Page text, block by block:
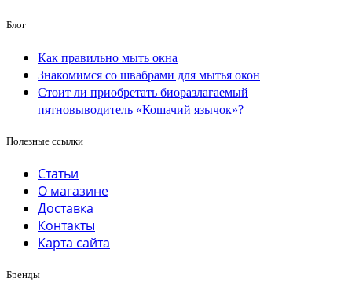
Блог
Как правильно мыть окна
Знакомимся со швабрами для мытья окон
Стоит ли приобретать биоразлагаемый
пятновыводитель «Кошачий язычок»?
Полезные ссылки
Статьи
О магазине
Доставка
Контакты
Карта сайта
Бренды